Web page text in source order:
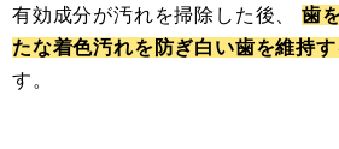
有効成分が汚れを掃除した後、歯
たな着色汚れを防ぎ白い歯を維持
す。